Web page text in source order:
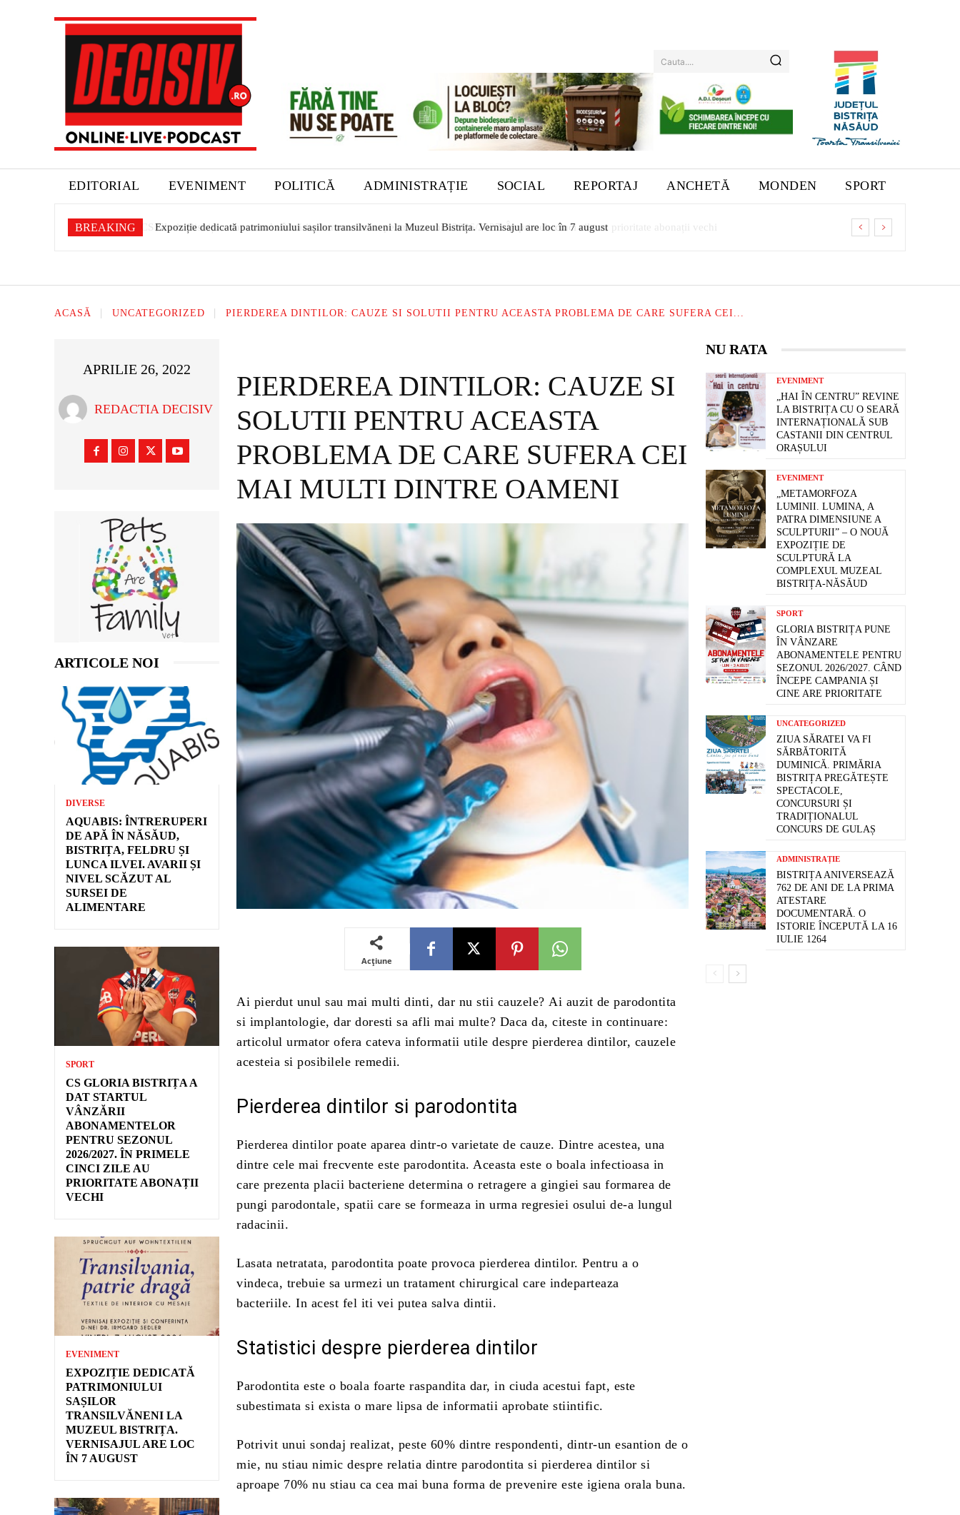
Cauta....
EDITORIAL EVENIMENT POLITICĂ ADMINISTRAȚIE SOCIAL REPORTAJ ANCHETĂ MONDEN SPORT
BREAKING Expoziție dedicată patrimoniului sașilor transilvăneni la Muzeul Bistrița. Vernisajul are loc în 7 august
ACASĂ UNCATEGORIZED PIERDEREA DINTILOR: CAUZE SI SOLUTII PENTRU ACEASTA PROBLEMA DE CARE SUFERA CEI...
APRILIE 26, 2022
REDACTIA DECISIV
ARTICOLE NOI
DIVERSE
AQUABIS: ÎNTRERUPERI
DE APĂ ÎN NĂSĂUD,
BISTRIȚA, FELDRU ȘI
LUNCA ILVEI. AVARII ȘI
NIVEL SCĂZUT AL
SURSEI DE
ALIMENTARE
SPORT
CS GLORIA BISTRIȚA A
DAT STARTUL
VÂNZĂRII
ABONAMENTELOR
PENTRU SEZONUL
2026/2027. ÎN PRIMELE
CINCI ZILE AU
PRIORITATE ABONAȚII
VECHI
EVENIMENT
EXPOZIȚIE DEDICATĂ
PATRIMONIULUI
SAȘILOR
TRANSILVĂNENI LA
MUZEUL BISTRIȚA.
VERNISAJUL ARE LOC
ÎN 7 AUGUST
PIERDEREA DINTILOR: CAUZE SI
SOLUTII PENTRU ACEASTA
PROBLEMA DE CARE SUFERA CEI
MAI MULTI DINTRE OAMENI
Acțiune
Ai pierdut unul sau mai multi dinti, dar nu stii cauzele? Ai auzit de parodontita
si implantologie, dar doresti sa afli mai multe? Daca da, citeste in continuare:
articolul urmator ofera cateva informatii utile despre pierderea dintilor, cauzele
acesteia si posibilele remedii.
Pierderea dintilor si parodontita
Pierderea dintilor poate aparea dintr-o varietate de cauze. Dintre acestea, una
dintre cele mai frecvente este parodontita. Aceasta este o boala infectioasa in
care prezenta placii bacteriene determina o retragere a gingiei sau formarea de
pungi parodontale, spatii care se formeaza in urma regresiei osului de-a lungul
radacinii.
Lasata netratata, parodontita poate provoca pierderea dintilor. Pentru a o
vindeca, trebuie sa urmezi un tratament chirurgical care indeparteaza
bacteriile. In acest fel iti vei putea salva dintii.
Statistici despre pierderea dintilor
Parodontita este o boala foarte raspandita dar, in ciuda acestui fapt, este
subestimata si exista o mare lipsa de informatii aprobate stiintific.
Potrivit unui sondaj realizat, peste 60% dintre respondenti, dintr-un esantion de o
mie, nu stiau nimic despre relatia dintre parodontita si pierderea dintilor si
aproape 70% nu stiau ca cea mai buna forma de prevenire este igiena orala buna.
NU RATA
EVENIMENT
„HAI ÎN CENTRU” REVINE
LA BISTRIȚA CU O SEARĂ
INTERNAȚIONALĂ SUB
CASTANII DIN CENTRUL
ORAȘULUI
EVENIMENT
„METAMORFOZA
LUMINII. LUMINA, A
PATRA DIMENSIUNE A
SCULPTURII” – O NOUĂ
EXPOZIȚIE DE
SCULPTURĂ LA
COMPLEXUL MUZEAL
BISTRIȚA-NĂSĂUD
SPORT
GLORIA BISTRIȚA PUNE
ÎN VÂNZARE
ABONAMENTELE PENTRU
SEZONUL 2026/2027. CÂND
ÎNCEPE CAMPANIA ȘI
CINE ARE PRIORITATE
UNCATEGORIZED
ZIUA SĂRATEI VA FI
SĂRBĂTORITĂ
DUMINICĂ. PRIMĂRIA
BISTRIȚA PREGĂTEȘTE
SPECTACOLE,
CONCURSURI ȘI
TRADIȚIONALUL
CONCURS DE GULAȘ
ADMINISTRAȚIE
BISTRIȚA ANIVERSEAZĂ
762 DE ANI DE LA PRIMA
ATESTARE
DOCUMENTARĂ. O
ISTORIE ÎNCEPUTĂ LA 16
IULIE 1264